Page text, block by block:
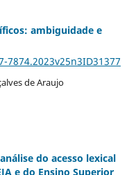
ambiguidade e
de Araujo
do acesso lexical
e do Ensino Superior